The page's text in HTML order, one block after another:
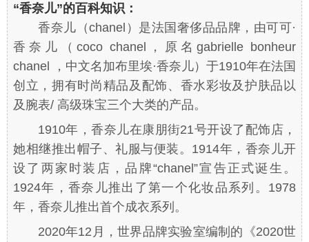
“香奈儿”的百科知识：
香奈儿（chanel）是法国奢侈品品牌，由可可·
香奈儿（coco chanel，原名gabrielle bonheur
chanel ，中文名加布里埃·香奈儿）于1910年在法国
创立，拥有时尚精品及配饰、香水彩妆及护肤品以
及腕表/ 高级珠宝三个大类的产品。
1910年，香奈儿在康朋街21号开设了配饰店，
她相继推出帽子、礼服与便装。1914年，香奈儿开
设了两家时装店，品牌“chanel”宣告正式诞生。
1924年，香奈儿推出了第一个化妆品系列。1978
年，香奈儿推出首个成衣系列。
2020年12月，世界品牌实验室编制的《2020世